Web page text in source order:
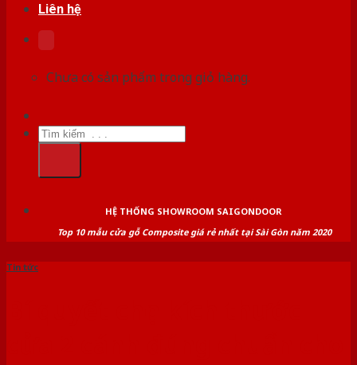
Liên hệ
Chưa có sản phẩm trong giỏ hàng.
Tìm
kiếm:
HỆ THỐNG SHOWROOM SAIGONDOOR
Top 10 mẫu cửa gỗ Composite giá rẻ nhất tại Sài Gòn năm 2020
Tin tức